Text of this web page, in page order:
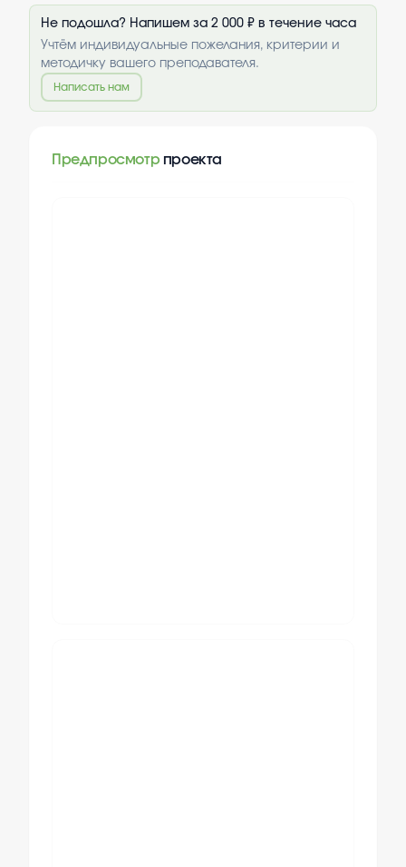
Не подошла? Напишем за 2 000 ₽ в течение часа
Учтём индивидуальные пожелания, критерии и
методичку вашего преподавателя.
Написать нам
Предпросмотр проекта